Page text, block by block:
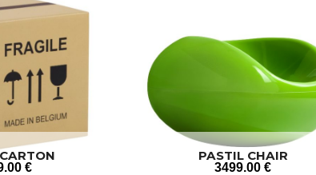
.00 €
PASTIL CHAIR
3499.00 €